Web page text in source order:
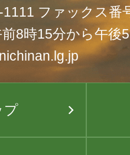
ファックス番
8時15分から午後
プ